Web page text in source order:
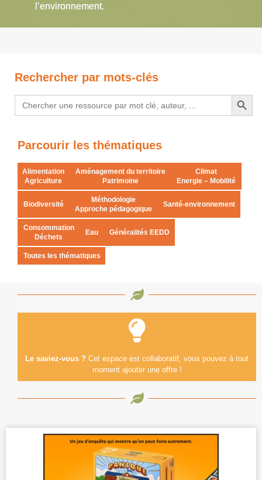
l’environnement.
Rechercher par mots-clés
Search
for:
Search Button
Parcourir les thématiques
Alimentation
Agriculture
Aménagement du territoire
Patrimoine
Climat
Energie – Mobilité
Biodiversité
Méthodologie
Approche pédagogique
Santé-environnement
Consommation
Déchets
Eau Généralités EEDD
Toutes les thématiques
Le saviez-vous ? Cet espace est collaboratif, vous pouvez à tout
moment ajouter une offre !